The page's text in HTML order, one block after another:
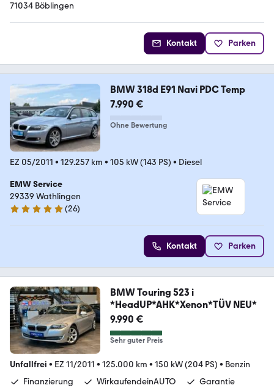
71034 Böblingen
Kontakt Parken
BMW 318d E91 Navi PDC Temp
7.990 €
Ohne Bewertung
EZ 05/2011 • 129.257 km • 105 kW (143 PS) • Diesel
EMW Service
29339 Wathlingen
5 Sterne
(26)
Kontakt Parken
BMW Touring 523 i
*HeadUP*AHK*Xenon*TÜV NEU*
9.990 €
Sehr guter Preis
Unfallfrei • EZ 11/2011 • 125.000 km • 150 kW (204 PS) • Benzin
Finanzierung
WirkaufendeinAUTO Garantie